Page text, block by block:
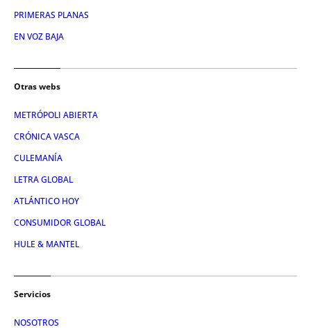
PRIMERAS PLANAS
EN VOZ BAJA
Otras webs
METRÓPOLI ABIERTA
CRÓNICA VASCA
CULEMANÍA
LETRA GLOBAL
ATLÁNTICO HOY
CONSUMIDOR GLOBAL
HULE & MANTEL
Servicios
NOSOTROS